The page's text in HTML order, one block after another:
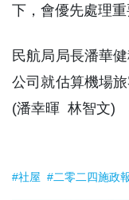
下，會優先處理重
民航局局長潘華
公司就估算機場
(潘幸暉 林智文)
#社屋 #二零二四施政